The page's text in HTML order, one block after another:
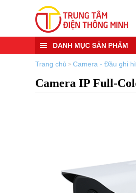
DANH MỤC SẢN PHẨM
Trang chủ > Camera - Đầu ghi
Camera IP Full-